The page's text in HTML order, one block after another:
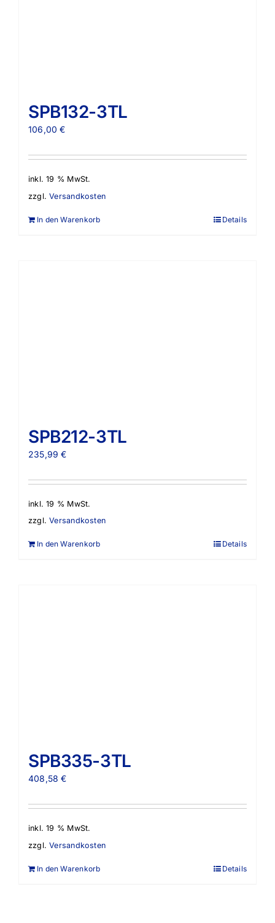
SPB132-3TL
106,00€
inkl. 19 % MwSt.
zzgl.Versandkosten
In den Warenkorb Details
SPB212-3TL
235,99€
inkl. 19 % MwSt.
zzgl.Versandkosten
In den Warenkorb Details
SPB335-3TL
408,58€
inkl. 19 % MwSt.
zzgl.Versandkosten
In den Warenkorb Details